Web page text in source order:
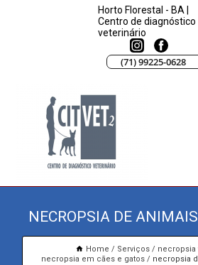
Horto Florestal - BA |
Centro de diagnóstico
veterinário
(71) 99225-0628
NECROPSIA DE
Home Serviços
necropsia
necropsia em cães e gatos
necropsia